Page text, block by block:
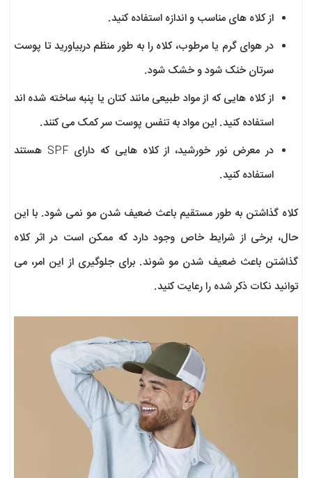
از کلاه های مناسب و اندازه استفاده کنید.
در هوای گرم یا مرطوب، کلاه را به طور منظم دربیاورید تا پوست
سرتان خنک شود و خشک شود.
از کلاه هایی که از مواد طبیعی مانند کتان یا پنبه ساخته شده اند
استفاده کنید. این مواد به تنفس پوست سر کمک می کنند.
در معرض نور خورشید، از کلاه هایی که دارای SPF هستند
استفاده کنید.
کلاه گذاشتن به طور مستقیم باعث ضعیف شدن مو نمی شود. با این
حال، برخی از شرایط خاص وجود دارد که ممکن است در اثر کلاه
گذاشتن باعث ضعیف شدن مو شوند. برای جلوگیری از این امر، می
توانید نکات ذکر شده را رعایت کنید.